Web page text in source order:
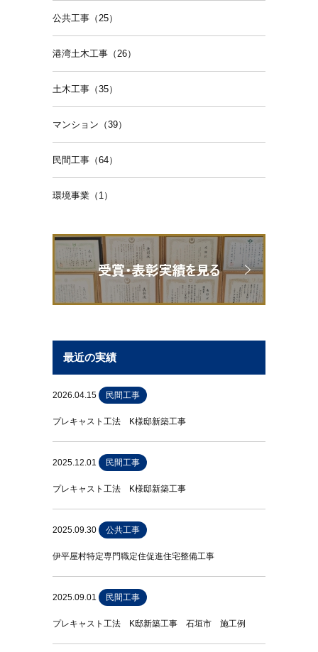
公共工事（25）
港湾土木工事（26）
土木工事（35）
マンション（39）
民間工事（64）
環境事業（1）
最近の実績
2026.04.15 民間工事
プレキャスト工法 K様邸新築工事
2025.12.01 民間工事
プレキャスト工法 K様邸新築工事
2025.09.30 公共工事
伊平屋村特定専門職定住促進住宅整備工事
2025.09.01 民間工事
プレキャスト工法 K邸新築工事 石垣市 施工例